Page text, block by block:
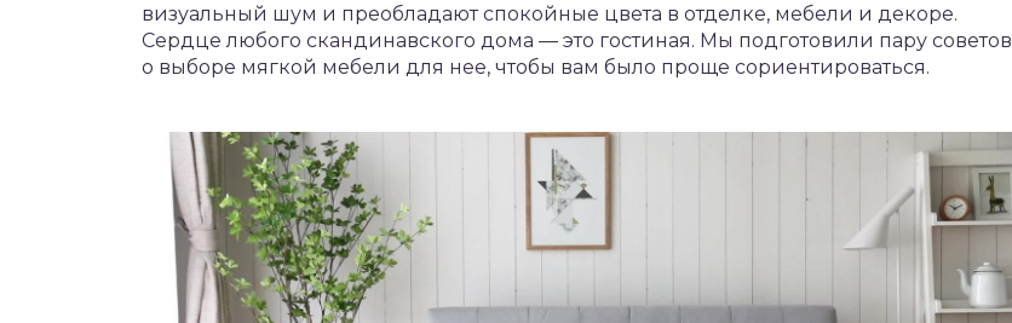
визуальный шум и преобладают спокойные цвета в отделке, мебели и декоре.
Сердце любого скандинавского дома — это гостиная. Мы подготовили пару советов
о выборе мягкой мебели для нее, чтобы вам было проще сориентироваться.